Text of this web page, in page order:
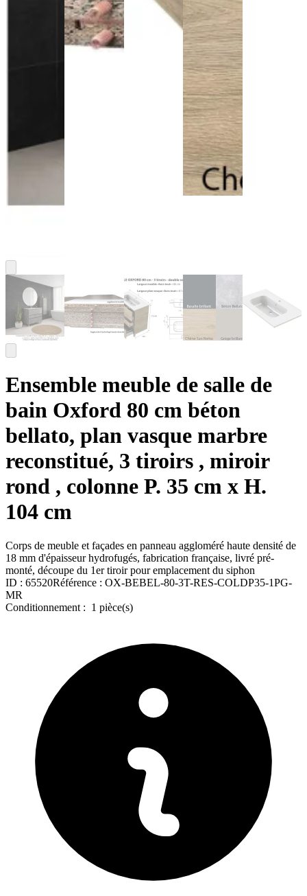
Ensemble meuble de salle de
bain Oxford 80 cm béton
bellato, plan vasque marbre
reconstitué, 3 tiroirs , miroir
rond , colonne P. 35 cm x H.
104 cm
Corps de meuble et façades en panneau aggloméré haute densité de
18 mm d'épaisseur hydrofugés, fabrication française, livré pré-
monté, découpe du 1er tiroir pour emplacement du siphon
ID : 65520Référence : OX-BEBEL-80-3T-RES-COLDP35-1PG-
MR
Conditionnement : 1 pièce(s)